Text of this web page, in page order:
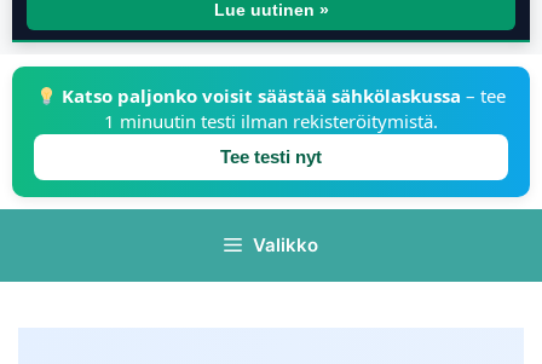
Lue uutinen »
Katso paljonko voisit säästää sähkölaskussa – tee
1 minuutin testi ilman rekisteröitymistä.
Tee testi nyt
Valikko